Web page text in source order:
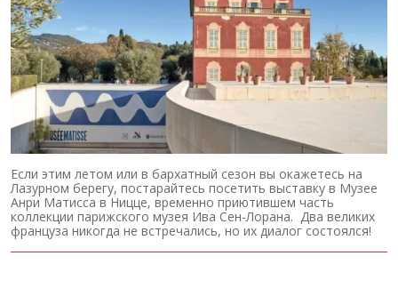
Если этим летом или в бархатный сезон вы окажетесь на
Лазурном берегу, постарайтесь посетить выставку в Музее
Анри Матисса в Ницце, временно приютившем часть
коллекции парижского музея Ива Сен-Лорана. Два великих
француза никогда не встречались, но их диалог состоялся!